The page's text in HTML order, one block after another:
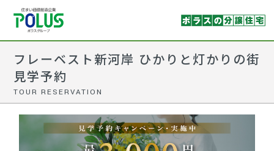
フレーベスト新河岸 ひかりと灯かりの街
見学予約
TOUR RESERVATION